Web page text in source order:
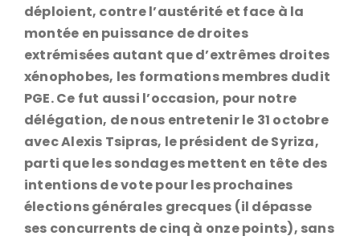
déploient, contre l’austérité et face à la
montée en puissance de droites
extrémisées autant que d’extrêmes droites
xénophobes, les formations membres dudit
PGE. Ce fut aussi l’occasion, pour notre
délégation, de nous entretenir le 31 octobre
avec Alexis Tsipras, le président de Syriza,
parti que les sondages mettent en tête des
intentions de vote pour les prochaines
élections générales grecques (il dépasse
ses concurrents de cinq à onze points), sans